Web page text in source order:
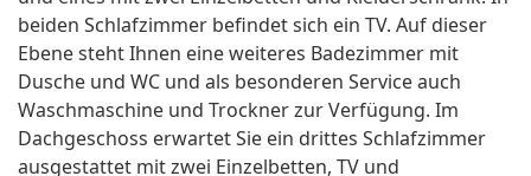
beiden Schlafzimmer befindet sich ein TV. Auf dieser
Ebene steht Ihnen eine weiteres Badezimmer mit
Dusche und WC und als besonderen Service auch
Waschmaschine und Trockner zur Verfügung. Im
Dachgeschoss erwartet Sie ein drittes Schlafzimmer
ausgestattet mit zwei Einzelbetten, TV und